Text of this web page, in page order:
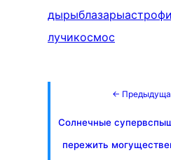
дырыблазары
лучикосмос
←
Солнечные
пережить